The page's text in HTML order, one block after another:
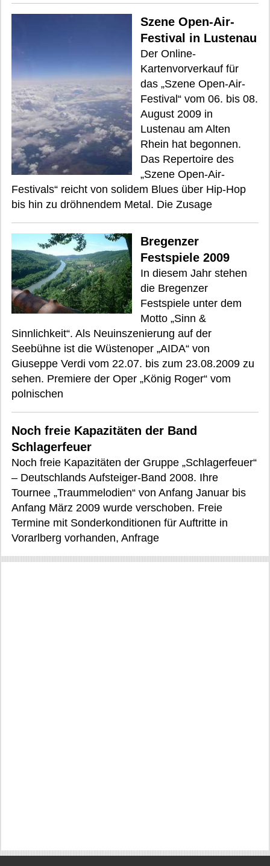
Szene Open-Air-
Festival in Lustenau
Der Online-
Kartenvorverkauf für
das „Szene Open-Air-
Festival“ vom 06. bis 08.
August 2009 in
Lustenau am Alten
Rhein hat begonnen.
Das Repertoire des
„Szene Open-Air-
Festivals“ reicht von solidem Blues über Hip-Hop
bis hin zu dröhnendem Metal. Die Zusage
Bregenzer
Festspiele 2009
In diesem Jahr stehen
die Bregenzer
Festspiele unter dem
Motto „Sinn &
Sinnlichkeit“. Als Neuinszenierung auf der
Seebühne ist die Wüstenoper „AIDA“ von
Giuseppe Verdi vom 22.07. bis zum 23.08.2009 zu
sehen. Premiere der Oper „König Roger“ vom
polnischen
Noch freie Kapazitäten der Band
Schlagerfeuer
Noch freie Kapazitäten der Gruppe „Schlagerfeuer“
– Deutschlands Aufsteiger-Band 2008. Ihre
Tournee „Traummelodien“ von Anfang Januar bis
Anfang März 2009 wurde verschoben. Freie
Termine mit Sonderkonditionen für Auftritte in
Vorarlberg vorhanden, Anfrage